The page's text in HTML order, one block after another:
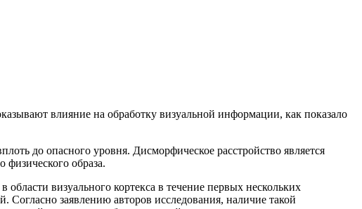
влияние на обработку визуальной информации, как показало
до опасного уровня. Дисморфическое расстройство является
физического образа.
визуального кортекса в течение первых нескольких
заявлению авторов исследования, наличие такой